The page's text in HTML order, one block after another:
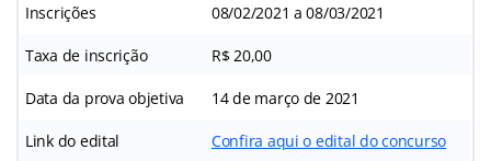
Inscrições 08/02/2021 a 08/03/2021
Taxa de inscrição R$ 20,00
Data da prova objetiva 14 de março de 2021
Link do edital Confira aqui o edital do concurso